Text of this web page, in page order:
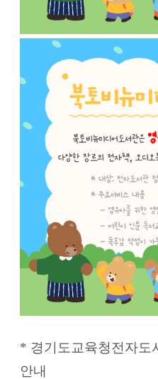
* 경기도교육청전자도
안내